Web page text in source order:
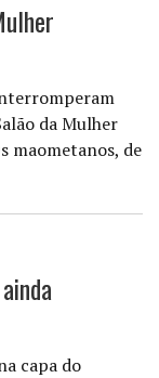
da Mulher
maometanos, de
capa do